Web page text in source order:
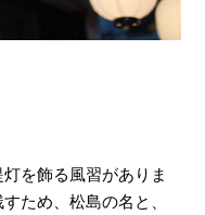
を飾る風習がありま
ため、松島の名と、